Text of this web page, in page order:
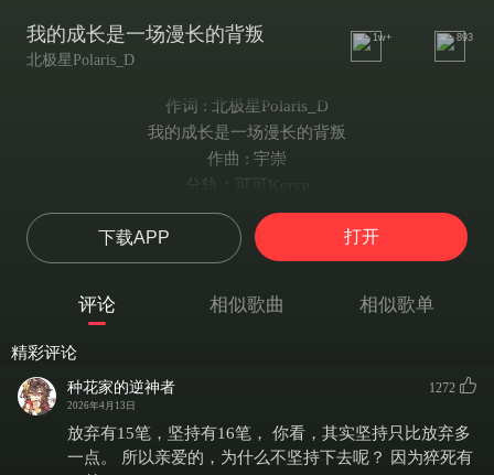
我的成长是一场漫长的背叛
北极星Polaris_D
1w+ 893
作词 : 北极星Polaris_D
我的成长是一场漫长的背叛
作曲 : 宇崇
分轨：可可Kerye
编曲 : 宇崇
调教：鬼面P
作词：北极星Polaris_D
作曲编曲：宇崇
还是最后的力气都消散
—Music—
下载APP 打开
评论 相似歌曲 相似歌单
精彩评论
种花家的逆神者
2026年4月13日
1272
放弃有15笔，坚持有16笔， 你看，其实坚持只比放弃多
一点。 所以亲爱的，为什么不坚持下去呢？ 因为猝死有